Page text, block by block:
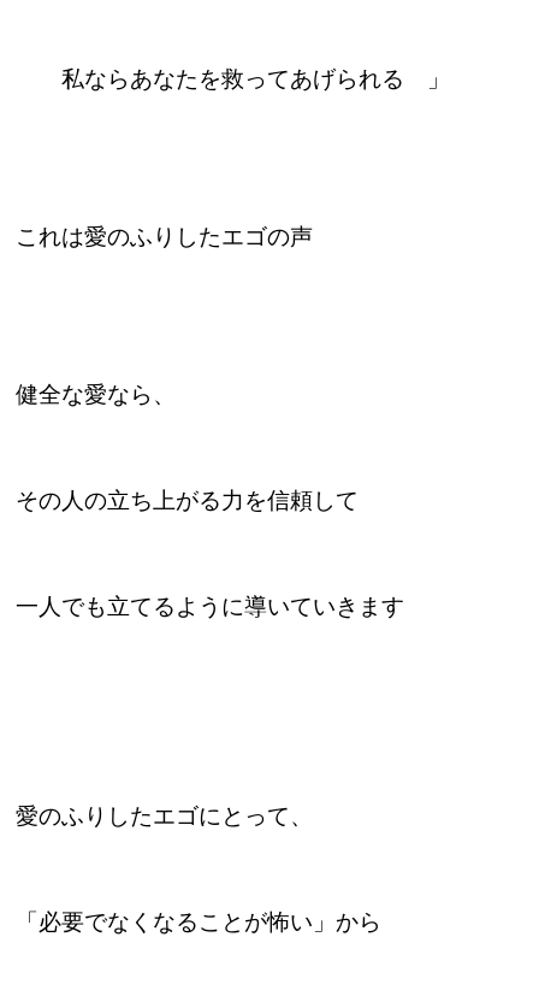
私ならあなたを救ってあげられる 」
これは愛のふりしたエゴの声
健全な愛なら、
その人の立ち上がる力を信頼して
一人でも立てるように導いていきます
愛のふりしたエゴにとって、
「必要でなくなることが怖い」から